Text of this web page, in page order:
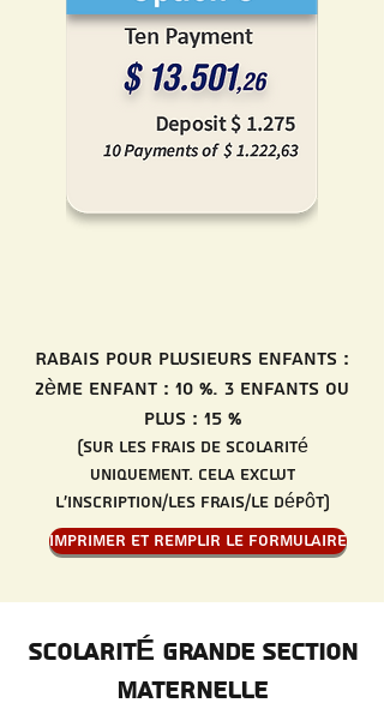
Rabais pour plusieurs enfants :
2ème enfant : 10 %. 3 enfants ou
plus : 15 %
(Sur les frais de scolarité
UNIQUEMENT. Cela exclut
l'inscription/les frais/le dépôt)
Imprimer et remplir le formulaire
SCOLARITÉ Grande Section
MATERNELLE